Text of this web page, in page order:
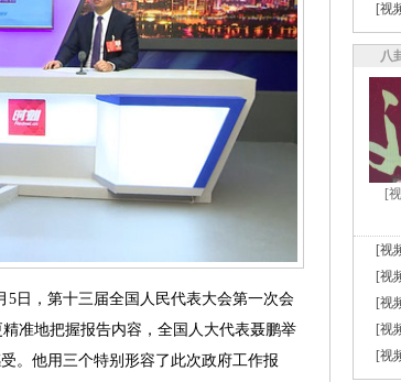
5日，第十三届全国人民代表大会第一次会
准地把握报告内容，全国人大代表聂鹏举
。他用三个特别形容了此次政府工作报
[视
八
[
[视
[视
[视
[视
[视